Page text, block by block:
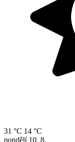
31 °C 14 °C
pondělí 10. 8.